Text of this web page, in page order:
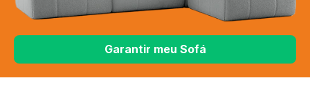
Garantir meu Sofá